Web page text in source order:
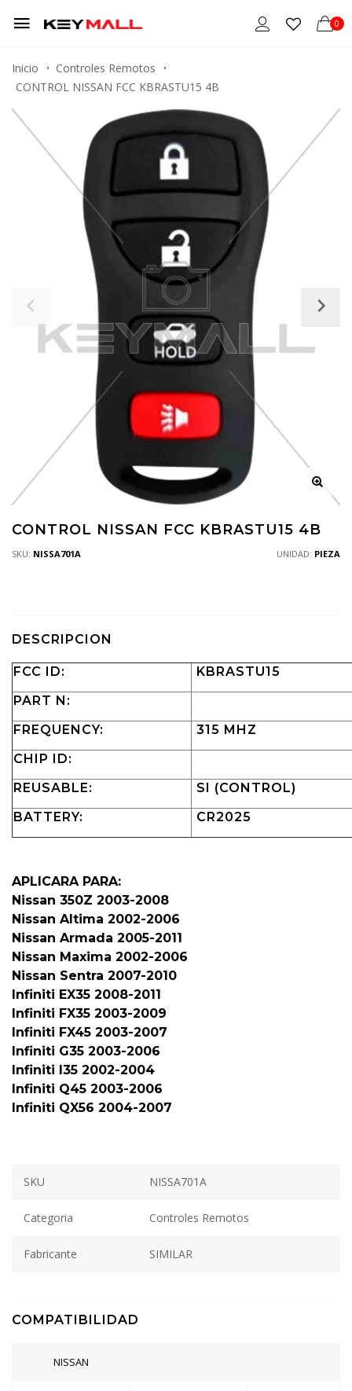
0
Inicio
Controles Remotos
CONTROL NISSAN FCC KBRASTU15 4B
CONTROL NISSAN FCC KBRASTU15 4B
SKU: NISSA701A UNIDAD: PIEZA
DESCRIPCION
FCC ID:
KBRASTU15
PART N:
FREQUENCY:
315 MHZ
CHIP ID:
REUSABLE:
SI (CONTROL)
BATTERY:
CR2025
APLICARA PARA:
Nissan 350Z 2003-2008
Nissan Altima 2002-2006
Nissan Armada 2005-2011
Nissan Maxima 2002-2006
Nissan Sentra 2007-2010
Infiniti EX35 2008-2011
Infiniti FX35 2003-2009
Infiniti FX45 2003-2007
Infiniti G35 2003-2006
Infiniti I35 2002-2004
Infiniti Q45 2003-2006
Infiniti QX56 2004-2007
SKU NISSA701A
Categoria Controles Remotos
Fabricante SIMILAR
COMPATIBILIDAD
NISSAN